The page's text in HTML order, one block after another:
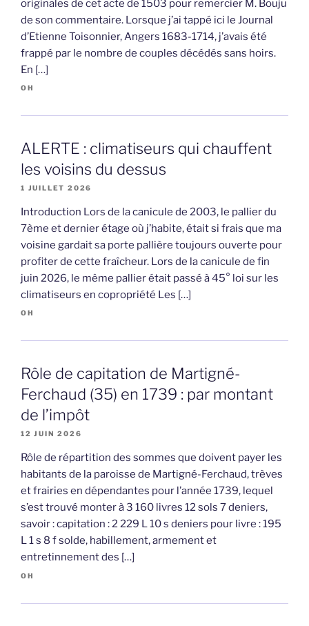
originales de cet acte de 1503 pour remercier M. Bouju
de son commentaire. Lorsque j’ai tappé ici le Journal
d’Etienne Toisonnier, Angers 1683-1714, j’avais été
frappé par le nombre de couples décédés sans hoirs.
En […]
OH
ALERTE : climatiseurs qui chauffent
les voisins du dessus
1 JUILLET 2026
Introduction Lors de la canicule de 2003, le pallier du
7ème et dernier étage où j’habite, était si frais que ma
voisine gardait sa porte pallière toujours ouverte pour
profiter de cette fraîcheur. Lors de la canicule de fin
juin 2026, le même pallier était passé à 45° loi sur les
climatiseurs en copropriété Les […]
OH
Rôle de capitation de Martigné-
Ferchaud (35) en 1739 : par montant
de l’impôt
12 JUIN 2026
Rôle de répartition des sommes que doivent payer les
habitants de la paroisse de Martigné-Ferchaud, trèves
et frairies en dépendantes pour l’année 1739, lequel
s’est trouvé monter à 3 160 livres 12 sols 7 deniers,
savoir : capitation : 2 229 L 10 s deniers pour livre : 195
L 1 s 8 f solde, habillement, armement et
entretinnement des […]
OH